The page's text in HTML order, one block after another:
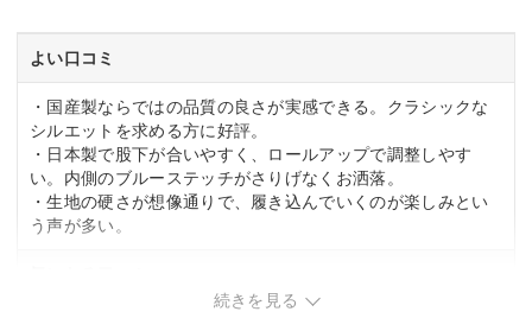
よい口コミ
・国産製ならではの品質の良さが実感できる。クラシックな
シルエットを求める方に好評。
・日本製で股下が合いやすく、ロールアップで調整しやす
い。内側のブルーステッチがさりげなくお洒落。
・生地の硬さが想像通りで、履き込んでいくのが楽しみとい
う声が多い。
続きを見る